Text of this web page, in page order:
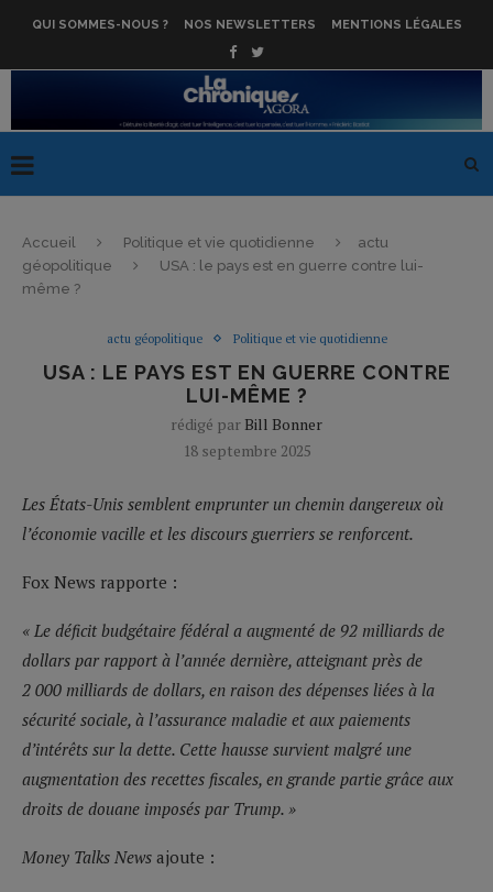
QUI SOMMES-NOUS ? NOS NEWSLETTERS MENTIONS LÉGALES
Accueil Politique et vie quotidienne
actu
géopolitique
USA : le pays est en guerre contre lui-
même ?
actu géopolitique Politique et vie quotidienne
USA : LE PAYS EST EN GUERRE CONTRE
LUI-MÊME ?
rédigé par Bill Bonner
18 septembre 2025
Les États-Unis semblent emprunter un chemin dangereux où
l’économie vacille et les discours guerriers se renforcent.
Fox News rapporte :
« Le déficit budgétaire fédéral a augmenté de 92 milliards de
dollars par rapport à l’année dernière, atteignant près de
2 000 milliards de dollars, en raison des dépenses liées à la
sécurité sociale, à l’assurance maladie et aux paiements
d’intérêts sur la dette. Cette hausse survient malgré une
augmentation des recettes fiscales, en grande partie grâce aux
droits de douane imposés par Trump. »
Money Talks News ajoute :